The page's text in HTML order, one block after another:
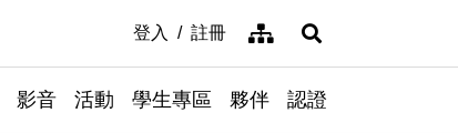
登入 註冊 網站導覽展開搜尋
影音 活動 學生專區 夥伴 認證